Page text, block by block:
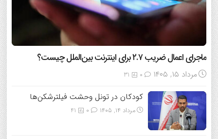
ماجرای اعمال ضریب ۲.۷ برای اینترنت بین‌الملل چیست؟
مرداد ۱۵, ۱۴۰۵ 31
کودکان در تونل وحشت فیلترشکن‌ها
مرداد ۱۴, ۱۴۰۵ 41